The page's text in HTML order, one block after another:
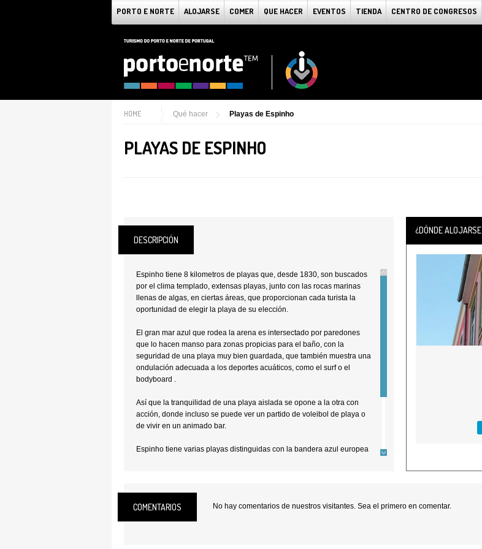
PORTO E NORTE ALOJARSE COMER QUE HACER EVENTOS TIENDA CENTRO DE CONGRESOS
HOME Qué hacer Playas de Espinho
PLAYAS DE ESPINHO
DESCRIPCIÓN
Espinho tiene 8 kilometros de playas que, desde 1830, son buscados
por el clima templado, extensas playas, junto con las rocas marinas
llenas de algas, en ciertas áreas, que proporcionan cada turista la
oportunidad de elegir la playa de su elección.
El gran mar azul que rodea la arena es intersectado por paredones
que lo hacen manso para zonas propicias para el baño, con la
seguridad de una playa muy bien guardada, que también muestra una
ondulación adecuada a los deportes acuáticos, como el surf o el
bodyboard .
Así que la tranquilidad de una playa aislada se opone a la otra con
acción, donde incluso se puede ver un partido de voleibol de playa o
de vivir en un animado bar.
Espinho tiene varias playas distinguidas con la bandera azul europea
¿DÓNDE ALOJARSE
COMENTARIOS No hay comentarios de nuestros visitantes. Sea el primero en comentar.